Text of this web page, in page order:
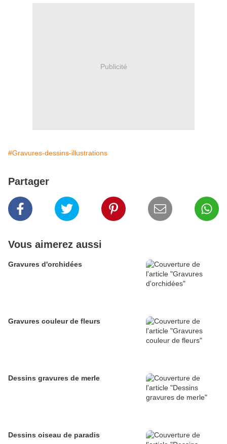
Publicité
#Gravures-dessins-illustrations
Partager
Vous aimerez aussi
Gravures d'orchidées
Gravures couleur de fleurs
Dessins gravures de merle
Dessins oiseau de paradis